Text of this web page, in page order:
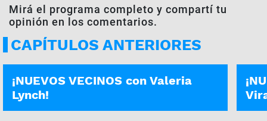
Mirá el programa completo y compartí tu
opinión en los comentarios.
CAPÍTULOS ANTERIORES
PROGRAMA COMPLETO | 26-09
¡NUEVOS VECINOS con Valeria
Lynch!